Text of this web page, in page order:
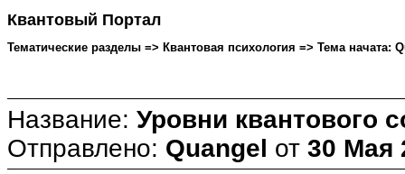
Квантовый Портал
Тематические разделы => Квантовая психология => Тема начата:
Название: Уровни квантового
Отправлено: Quangel от 30 Мая